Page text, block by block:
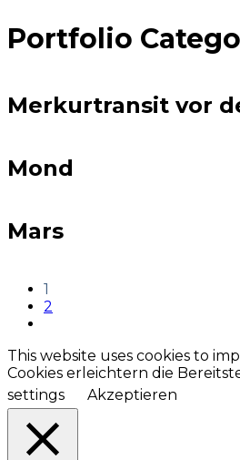
Portfolio
Merkurtransit vor
Mond
Mars
1
2
This website uses cookies to
Cookies erleichtern die
settings
Akzeptieren